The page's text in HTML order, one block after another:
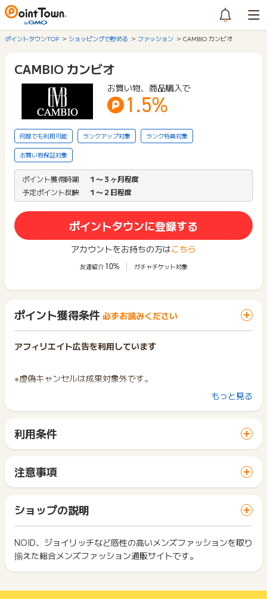
ポイントタウンTOP ショッピングで貯める ファッション CAMBIO カンビオ
CAMBIO カンビオ
お買い物、商品購入で
1.5%
何度でも利用可能 ランクアップ対象 ランク特典対象
お買い物保証対象
ポイント獲得時期
１〜３ヶ月程度
予定ポイント反映
１〜２日程度
ポイントタウンに登録する
アカウントをお持ちの方はこちら
友達紹介 10% ガチャチケット対象
ポイント獲得条件 必ずお読みください
アフィリエイト広告を利用しています
※虚偽キャンセルは成果対象外です。
※ポイントに関するお問い合わせは、ポイントタウンのサポート
お問い合わせをした場合、ポイント獲得対象外となる場合がご
もっと見る
利用条件
サイトに移動してからお申し込みやお買い物が完了するまでの
間に、同じブラウザ（※）で他のサイトに移動した場合はポイン
ト獲得ができません。
「 ショッピングでポイントGET 」ボタンを押した時とサービ
ス・お買い物利用時で、デバイス・ブラウザが異なる場合はポ
イント獲得ができません。
2回以上同じお買い物・サービスをご利用される場合は、毎回
ポイントタウンに戻り、「 ショッピングでポイントGET 」ボ
下記の事項に該当する場合、広告主側で対象外とみなし、「獲
注意事項
一部のサービスにつきましては、1商品につき10円単位の金額
は切り捨てとなります。
ポイント獲得が1ポイント未満のものは切り捨てとなり、ポイ
ント履歴には記載されません。
原則として広告主側のポイント等を利用して支払われた金額分
につきましては、ポイントタウンのポイント獲得の対象には含
まれません。
ショップの説明
NOID、ジョイリッチなど感性の高いメンズファッションを取り
揃えた総合メンズファッション通販サイトです。